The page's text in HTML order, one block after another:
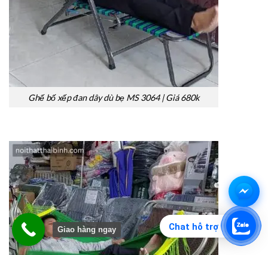
Chat hỗ trợ
Ghế bố xếp đan dây dù bẹ MS 3064 | Giá 680k
Giao hàng ngay